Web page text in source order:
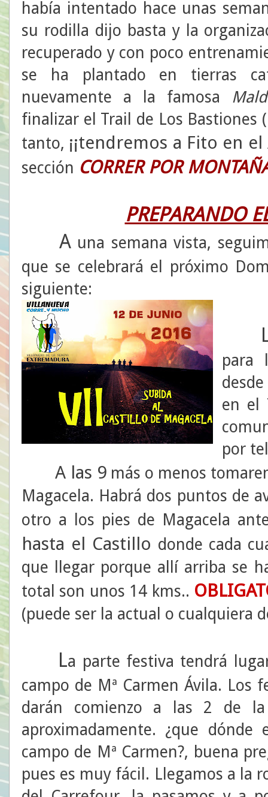
había intentado hace unas
su rodilla dijo basta y la
recuperado y con poco
se ha plantado en tierras
nuevamente a la famosa
finalizar el Trail de Los Bastiones
tanto, ¡¡tendremos a Fito en
sección CORRER POR
PREPARANDO
Auna semana vista,
que se celebrará el próximo
siguiente:
para
en el
por
A las 9 más o menos
Magacela. Habrá dos puntos de
otro a los pies de Magacela
hasta el Castillo donde cada
que llegar porque allí arriba se
total son unos 14 kms..
(puede ser la actual o cualquiera
La parte festiva tendrá
campo de Mª Carmen Ávila. Los
darán comienzo a las 2 de
aproximadamente. ¿que dónde
campo de Mª Carmen?, buena
pues es muy fácil. Llegamos a la